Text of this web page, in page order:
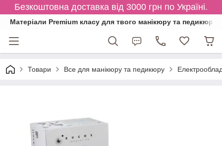
Безкоштовна доставка від 3000 грн по Україні.
Матеріали Premium класу для твого манікюру та педикюру
Товари Все для манікюру та педикюру